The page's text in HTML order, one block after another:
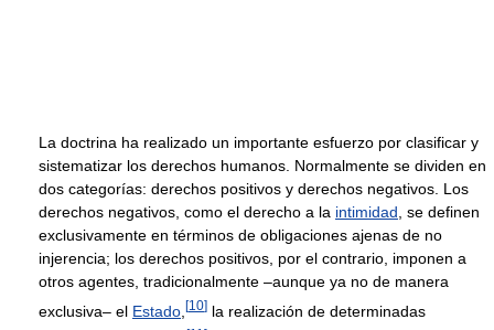
La doctrina ha realizado un importante esfuerzo por clasificar y
sistematizar los derechos humanos. Normalmente se dividen en
dos categorías: derechos positivos y derechos negativos. Los
derechos negativos, como el derecho a la intimidad , se definen
exclusivamente en términos de obligaciones ajenas de no
injerencia; los derechos positivos, por el contrario, imponen a
otros agentes, tradicionalmente –aunque ya no de manera
exclusiva– el Estado [10] la realización de determinadas